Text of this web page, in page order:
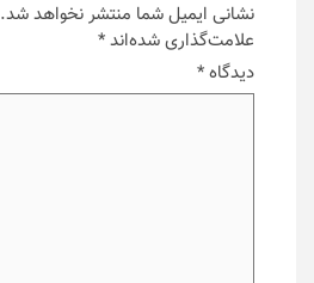
نشانی ایمیل شما منتشر نخواهد شد.
علامت‌گذاری شده‌اند*
دیدگاه*